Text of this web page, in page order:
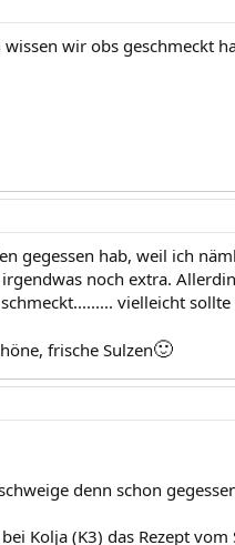
wir obs geschmeckt
gegessen hab, weil ich
noch extra.
vielleicht
frische Sulzen🙂
denn schon
Kolja (K3) das Rezept vom